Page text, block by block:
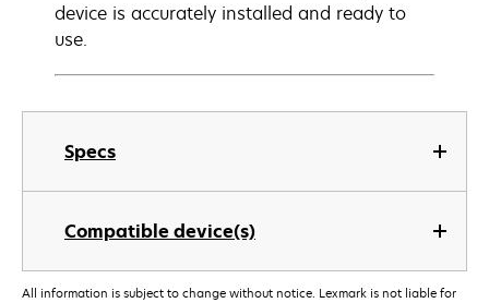
Specs
Compatible device(s)
device is accurately installed and ready to
use.
All information is subject to change without notice. Lexmark is not liable for